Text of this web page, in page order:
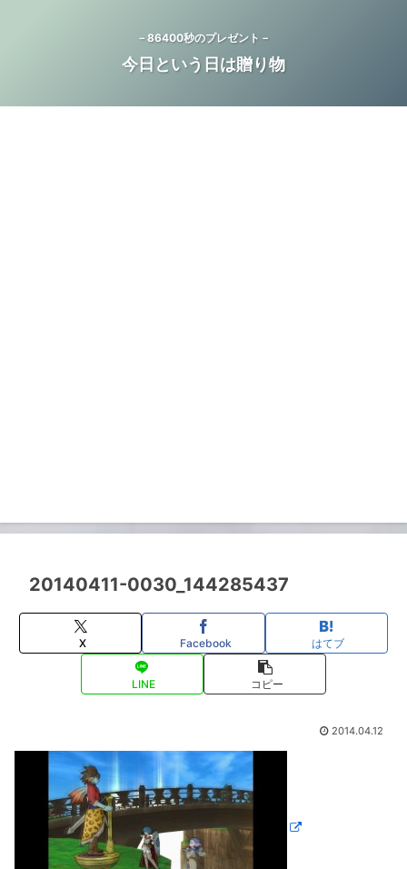
－86400秒のプレゼント－
今日という日は贈り物
20140411-0030_144285437
X Facebook はてブ
LINE コピー
2014.04.12